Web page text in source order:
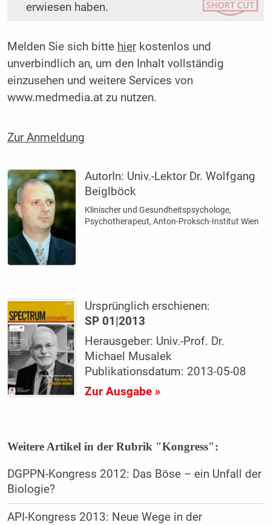
erwiesen haben.
Melden Sie sich bitte hierkostenlos und
unverbindlich an, um den Inhalt vollständig
einzusehen und weitere Services von
www.medmedia.at zu nutzen.
Zur Anmeldung
AutorIn: Univ.-Lektor Dr. Wolfgang
Beiglböck
Klinischer und Gesundheitspsychologe,
Psychotherapeut, Anton-Proksch-Institut Wien
Ursprünglich erschienen:
SP 01|2013
Herausgeber: Univ.-Prof. Dr.
Michael Musalek
Publikationsdatum: 2013-05-08
Zur Ausgabe »
Weitere Artikel in der Rubrik "Kongress":
DGPPN-Kongress 2012: Das Böse – ein Unfall der
Biologie?
API-Kongress 2013: Neue Wege in der